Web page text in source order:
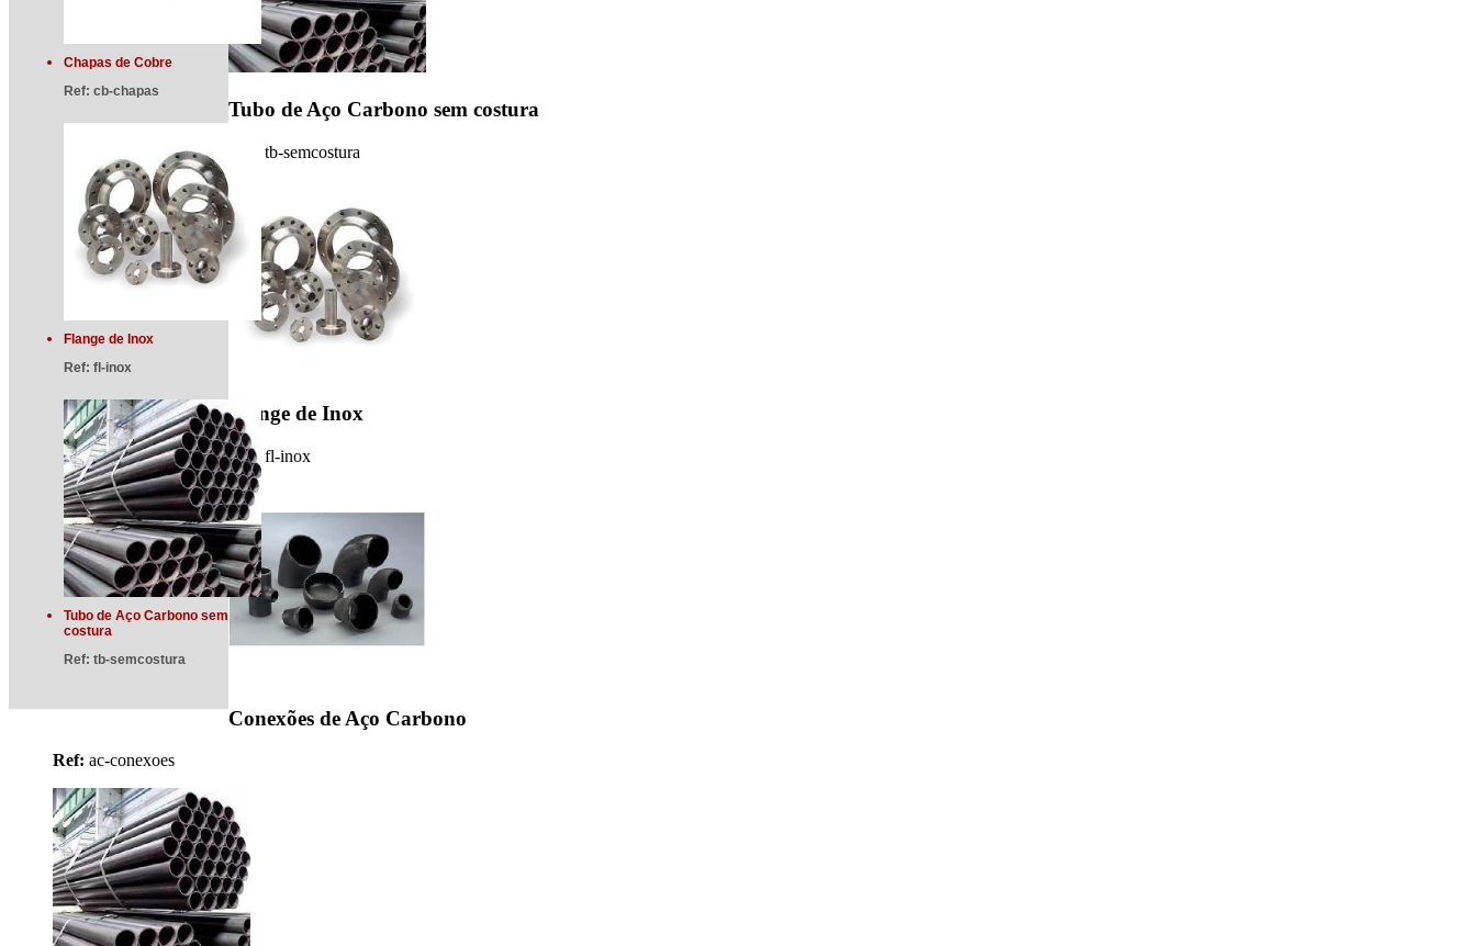
Chapas de Cobre
Ref: cb-chapas
Flange de Inox
Ref: fl-inox
Tubo de Aço Carbono sem
costura
Ref: tb-semcostura
Tubo de Aço Carbono sem costura
tb-semcostura
Flange de Inox
Ref: fl-inox
Conexões de Aço Carbono
Ref: ac-conexoes